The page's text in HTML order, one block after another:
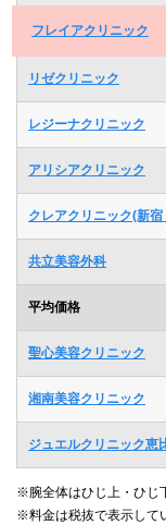
フレイアクリニック
リゼクリニック
レジーナクリニック
アリシアクリニック
クレアクリニック(新
共立美容外科
平均価格
聖心美容クリニック
湘南美容クリニック
ジュエルクリニック恵
※腕全体はひじ上・ひじ
※料金は税抜で表示して